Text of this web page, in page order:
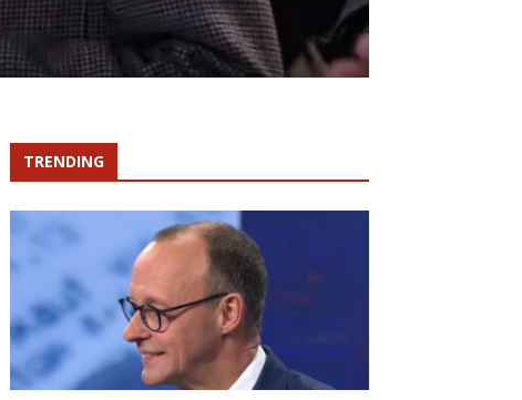
TRENDING